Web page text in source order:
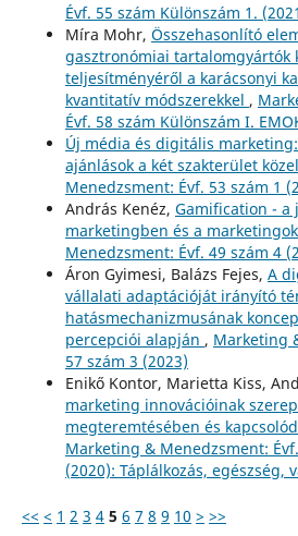
Évf. 55 szám Különszám 1.
Míra Mohr, Összehasonlító
gasztronómiai tartalomgyártók
teljesítményéről a karácsonyi
kvantitatív módszerekkel ,
Évf. 58 szám Különszám I.
Új média és digitális
ajánlások a két szakterület
Menedzsment: Évf. 53 szám 1
András Kenéz, Gamification - a
marketingben és a
Menedzsment: Évf. 49 szám 4
Áron Gyimesi, Balázs Fejes, A
vállalati adaptációját irányító
hatásmechanizmusának
percepciói alapján , Marketing
57 szám 3 (2023)
Enikő Kontor, Marietta Kiss,
marketing innovációinak
megteremtésében és
Marketing & Menedzsment:
(2020): Táplálkozás, egészség,
<< < 1 2 3 4 5 6 7 8 9 10 > >>